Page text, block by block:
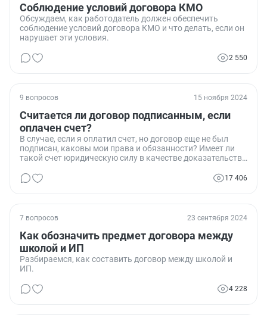
Соблюдение условий договора КМО
Обсуждаем, как работодатель должен обеспечить
соблюдение условий договора КМО и что делать, если он
нарушает эти условия.
2 550
9 вопросов 15 ноября 2024
Считается ли договор подписанным, если
оплачен счет?
В случае, если я оплатил счет, но договор еще не был
подписан, каковы мои права и обязанности? Имеет ли
такой счет юридическую силу в качестве доказательства
17 406
7 вопросов 23 сентября 2024
Как обозначить предмет договора между
школой и ИП
Разбираемся, как составить договор между школой и
ИП.
4 228